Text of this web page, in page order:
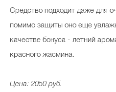
Средство подходит даже для
помимо защиты оно еще
качестве бонуса - летний
красного жасмина.
Цена: 2050 руб.